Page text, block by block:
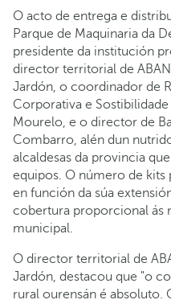
O acto de entrega e
Parque de Maquinaria da
presidente da institución
director territorial de
Jardón, o coordinador de
Corporativa e
Mourelo, e o director de
Combarro, alén dun
alcaldesas da provincia
equipos. O número de
en función da súa
cobertura proporcional ás
municipal.
O director territorial de
Jardón, destacou que "o
rural ourensán é absoluto.